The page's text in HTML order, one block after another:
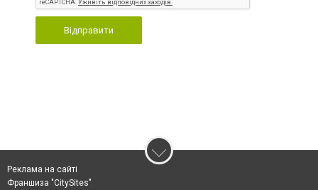
Відправити
Реклама на сайті
Франшиза "CitySites"